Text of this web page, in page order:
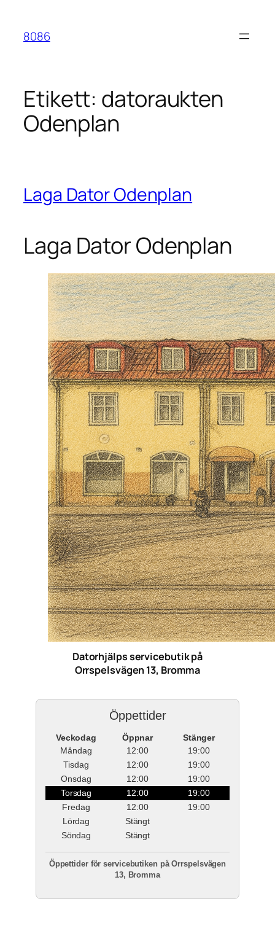
innehåll
8086
Etikett: datoraukten
Odenplan
Laga Dator Odenplan
Laga Dator Odenplan
Datorhjälps servicebutik på
Orrspelsvägen 13, Bromma
Öppettider
Veckodag Öppnar
Stänger
Måndag
12:00
19:00
Tisdag
12:00
19:00
Onsdag
12:00
19:00
Torsdag
12:00
19:00
Fredag
12:00
19:00
Lördag
Stängt
Söndag
Stängt
Öppettider för servicebutiken på Orrspelsvägen
13, Bromma